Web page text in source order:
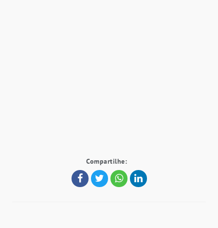
Compartilhe: